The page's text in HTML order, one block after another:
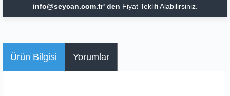
info@seycan.com.tr' den Fiyat Teklifi Alabilirsiniz.
Ürün Bilgisi Yorumlar